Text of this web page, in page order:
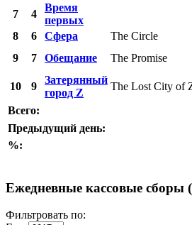
7 4
Время
первых
8
6 Сфера The Circle
9
7 Обещание The Promise
10
9
Затерянный
город Z
The Lost City of
Всего:
Предыдущий день:
%:
Ежедневные кассовые сборы
Фильтровать по: